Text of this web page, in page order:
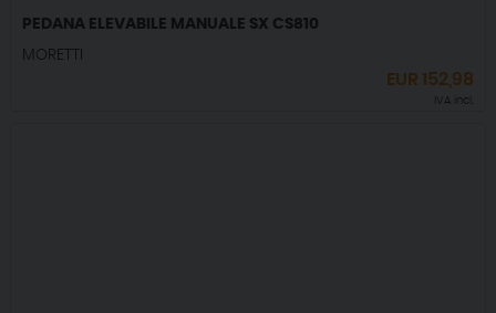
PEDANA ELEVABILE MANUALE SX CS810
MORETTI
EUR152,98
IVA incl.